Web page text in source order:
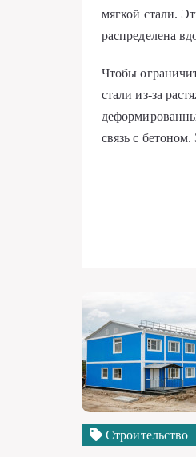
мягкой стали.
распределена
Чтобы
стали из-за
связь с
Строительство